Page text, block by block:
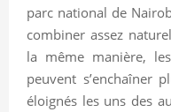
parc national de
combiner assez
la même manière,
peuvent s’enchaîner
éloignés les uns des